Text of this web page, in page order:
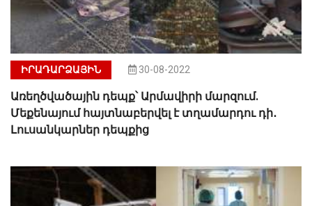
ԻՐԱԴԱՐՁԱՅԻՆ 30-08-2022
Առեղծվածային դեպք՝ Արմավիրի մարզում.
Մեքենայում հայտնաբերվել է տղամարդու դի․
Լուսանկարներ դեպքից